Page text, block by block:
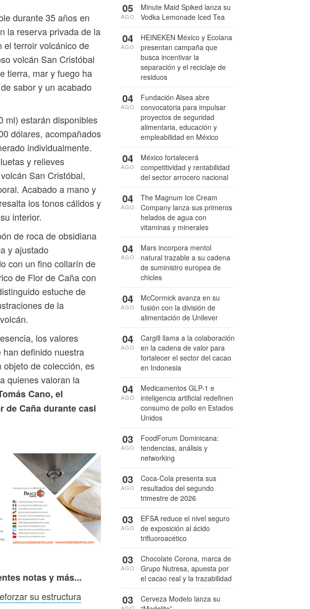
durante 35 años en
la reserva privada de la
el terroir volcánico de
volcán San Cristóbal
tierra, mar y fuego ha
sabor y un acabado
ml) estarán disponibles
dólares, acompañados
individualmente.
y relieves
San Cristóbal,
Acabado a mano y
los tonos cálidos y
interior.
de roca de obsidiana
y ajustado
con un fino collarín de
de Flor de Caña con
estuche de
de la
los valores
definido nuestra
de colección, es
quienes valoran la
Cano, el
de Caña durante casi
notas y más...
su estructura
Minute Maid Spiked lanza su
Vodka Lemonade Iced Tea
05
AGO
HEINEKEN México y Ecolana
presentan campaña que
busca incentivar la
separación y el reciclaje de
residuos
04
AGO
Fundación Alsea abre
convocatoria para impulsar
proyectos de seguridad
alimentaria, educación y
empleabilidad en México
04
AGO
México fortalecerá
competitividad y rentabilidad
del sector arrocero nacional
04
AGO
The Magnum Ice Cream
Company lanza sus primeros
helados de agua con
vitaminas y minerales
04
AGO
Mars incorpora mentol
natural trazable a su cadena
de suministro europea de
chicles
04
AGO
McCormick avanza en su
fusión con la división de
alimentación de Unilever
04
AGO
Cargill llama a la colaboración
en la cadena de valor para
fortalecer el sector del cacao
en Indonesia
04
AGO
Medicamentos GLP-1 e
inteligencia artificial redefinen
consumo de pollo en Estados
Unidos
04
AGO
FoodForum Dominicana:
tendencias, análisis y
networking
03
AGO
Coca-Cola presenta sus
resultados del segundo
trimestre de 2026
03
AGO
EFSA reduce el nivel seguro
de exposición al ácido
trifluoroacético
03
AGO
Chocolate Corona, marca de
Grupo Nutresa, apuesta por
el cacao real y la trazabilidad
03
AGO
Cerveza Modelo lanza su
03